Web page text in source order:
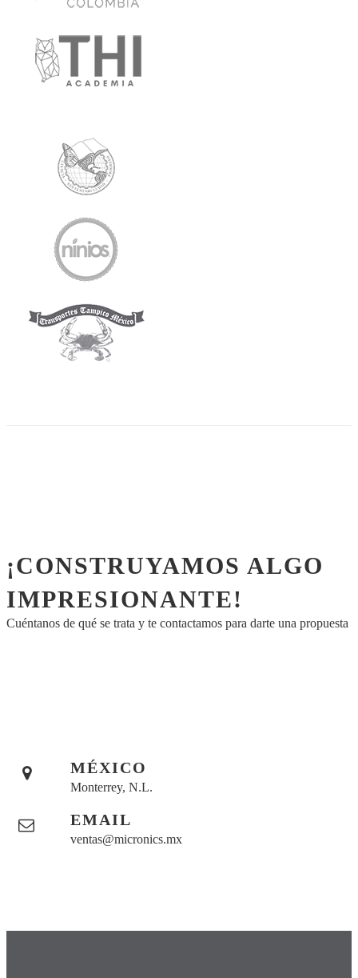
¡CONSTRUYAMOS ALGO
IMPRESIONANTE!
Cuéntanos de qué se trata y te contactamos para darte una propuesta
MÉXICO
Monterrey, N.L.
EMAIL
ventas@micronics.mx